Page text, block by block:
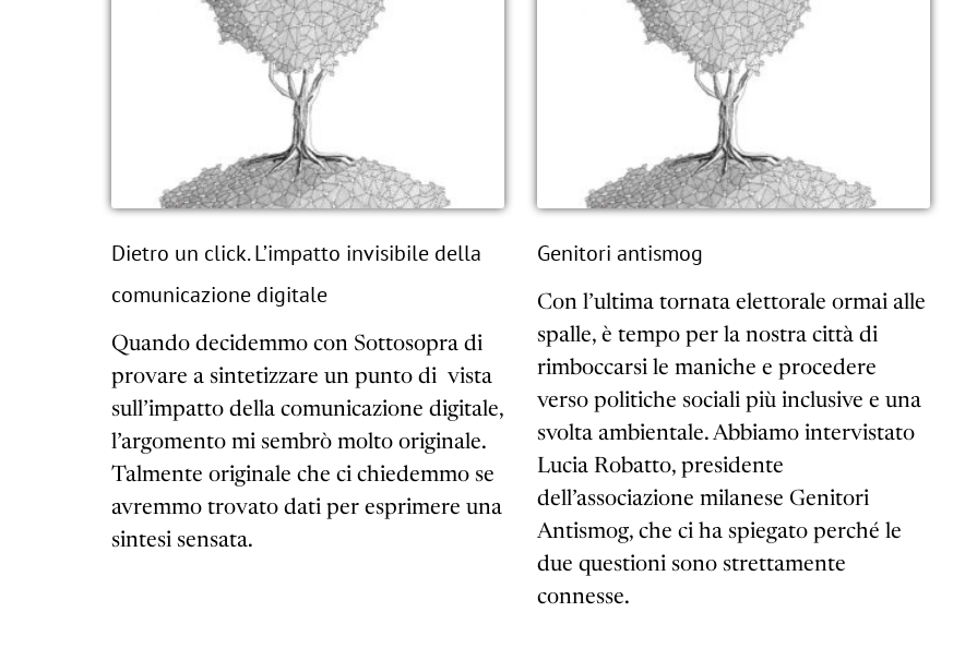
Dietro un click. L’impatto invisibile della
comunicazione digitale
Quando decidemmo con Sottosopra di
provare a sintetizzare un punto di vista
sull’impatto della comunicazione digitale,
l’argomento mi sembrò molto originale.
Talmente originale che ci chiedemmo se
avremmo trovato dati per esprimere una
sintesi sensata.
Genitori antismog
Con l’ultima tornata elettorale ormai alle
spalle, è tempo per la nostra città di
rimboccarsi le maniche e procedere
verso politiche sociali più inclusive e una
svolta ambientale. Abbiamo intervistato
Lucia Robatto, presidente
dell’associazione milanese Genitori
Antismog, che ci ha spiegato perché le
due questioni sono strettamente
connesse.